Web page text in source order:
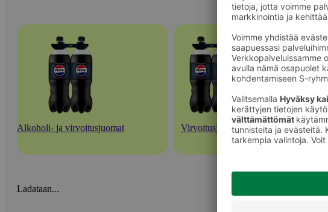
Alkoholi- ja virvoitusjuomat Virvoitusjuomat
Ladataan...